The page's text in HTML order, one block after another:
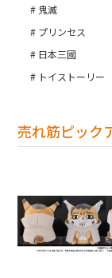
鬼滅
プリンセス
日本三國
トイストーリー
売れ筋ピック